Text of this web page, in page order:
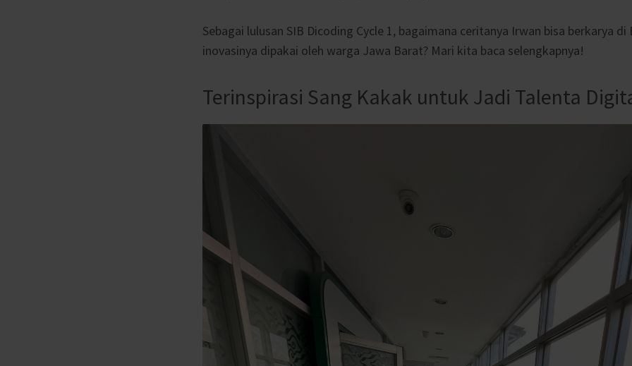
Sebagai lulusan SIB Dicoding Cycle 1, bagaimana ceritanya Irwan bisa berkarya di
inovasinya dipakai oleh warga Jawa Barat? Mari kita baca selengkapnya!
Terinspirasi Sang Kakak untuk Jadi Talenta